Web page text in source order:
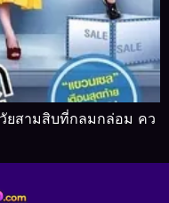
ยสามสิบที่กลมกล่อม คว